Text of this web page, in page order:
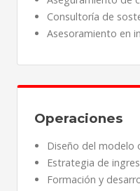
Consultoría de
Asesoramiento en
Operaciones
Diseño del modelo
Estrategia de
Formación y